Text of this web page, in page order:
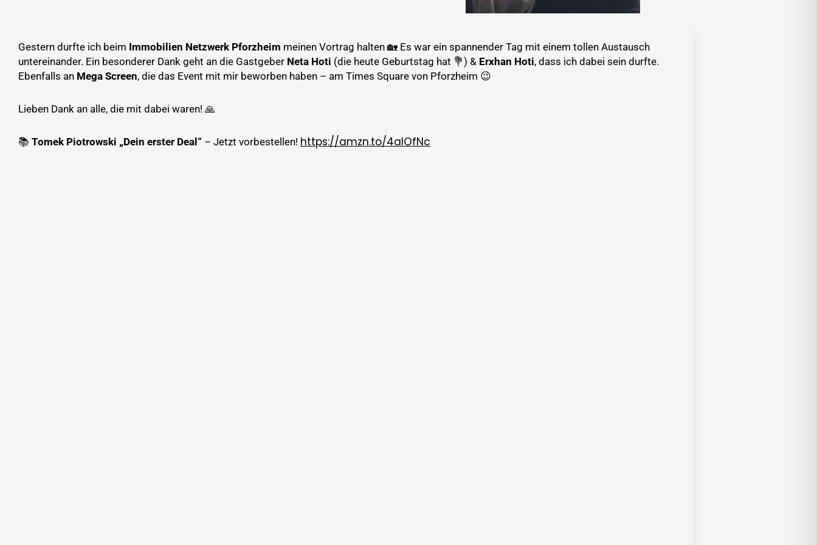
Gestern durfte ich beim Immobilien Netzwerk Pforzheim meinen Vortrag halten 🏡 Es war ein spannender Tag mit einem tollen Austausch
untereinander. Ein besonderer Dank geht an die Gastgeber Neta Hoti (die heute Geburtstag hat 💐) & Erxhan Hoti, dass ich dabei sein durfte.
Ebenfalls an Mega Screen, die das Event mit mir beworben haben – am Times Square von Pforzheim 😉
Lieben Dank an alle, die mit dabei waren! 🙏
📚 Tomek Piotrowski „Dein erster Deal“ – Jetzt vorbestellen! https://amzn.to/4alOfNc